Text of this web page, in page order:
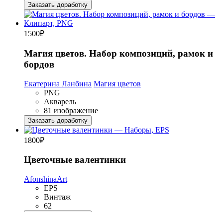
Заказать доработку
1500₽
Магия цветов. Набор композиций, рамок и
бордов
Екатерина Ланбина Магия цветов
PNG
Акварель
81 изображение
Заказать доработку
1800₽
Цветочные валентинки
AfonshinaArt
EPS
Винтаж
62